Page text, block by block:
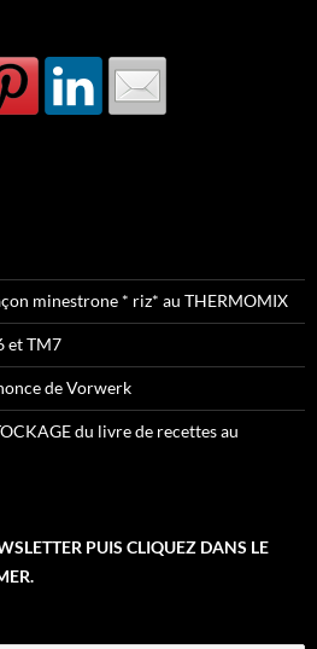
minestrone * riz* au THERMOMIX
et TM7
de Vorwerk
du livre de recettes au
PUIS CLIQUEZ DANS LE